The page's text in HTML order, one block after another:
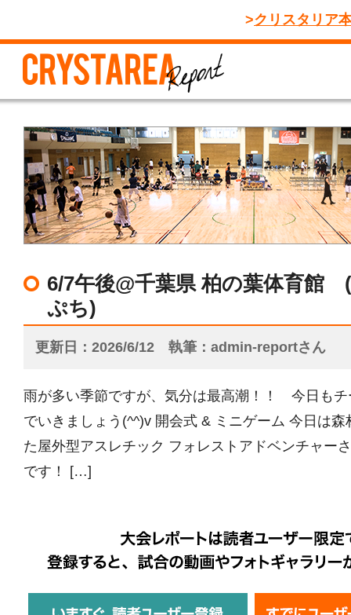
クリスタリア
6/7午後@千葉県 柏の葉体育館
ぷち)
更新日 2026/6/12 執筆 admin-reportさん
雨が多い季節ですが、気分は最高潮！！ 今日もチ
でいきましょう(^^)v 開会式 & ミニゲーム 今日は
た屋外型アスレチック フォレストアドベンチャー
です！ […]